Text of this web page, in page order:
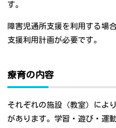
す。
障害児通所支援を利用する場
支援利用計画が必要です。
療育の内容
それぞれの施設（教室）によ
があります。学習・遊び・運